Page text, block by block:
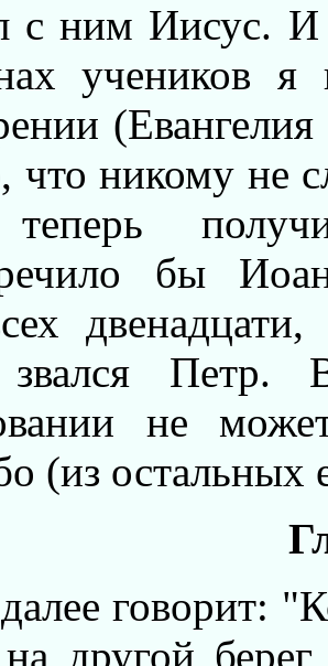
с ним Иисус.
учеников я
что никому не
теперь
бы
звался
не
(из остальных
говорит:
другой